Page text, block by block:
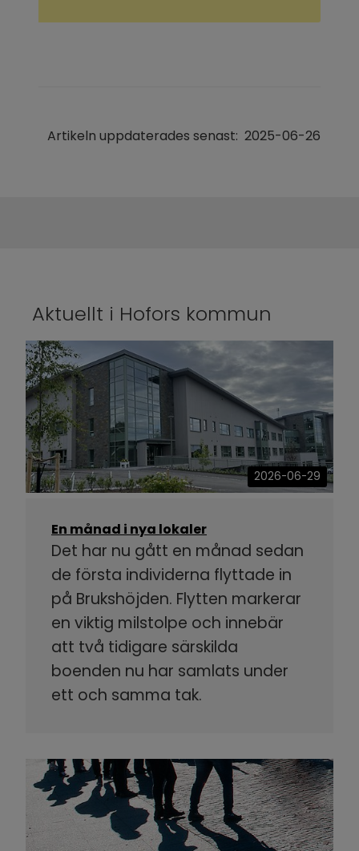
Artikeln uppdaterades senast: 2025-06-26
Aktuellt i Hofors kommun
2026-06-29
En månad i nya lokaler
Det har nu gått en månad sedan
de första individerna flyttade in
på Brukshöjden. Flytten markerar
en viktig milstolpe och innebär
att två tidigare särskilda
boenden nu har samlats under
ett och samma tak.